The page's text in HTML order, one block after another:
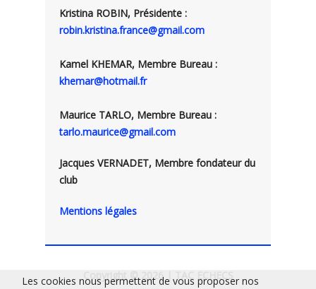
Kristina ROBIN, Présidente :
robin.kristina.france@gmail.com
Kamel KHEMAR, Membre Bureau :
khemar@hotmail.fr
Maurice TARLO, Membre Bureau :
tarlo.maurice@gmail.com
Jacques VERNADET, Membre fondateur du
club
Mentions légales
Copyright © 2026 | TAC ECHECS
Les cookies nous permettent de vous proposer nos